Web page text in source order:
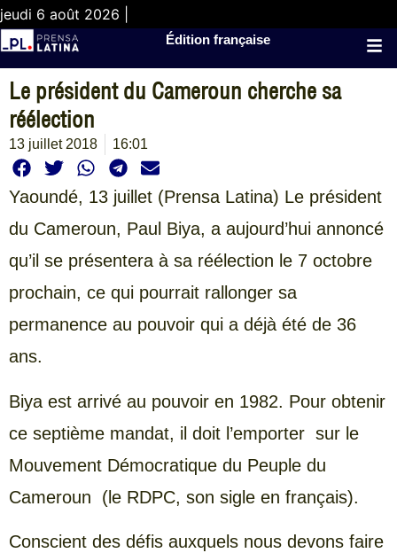
jeudi 6 août 2026 |
Édition française
Le président du Cameroun cherche sa
réélection
13 juillet 2018 16:01
Yaoundé, 13 juillet (Prensa Latina) Le président
du Cameroun, Paul Biya, a aujourd’hui annoncé
qu’il se présentera à sa réélection le 7 octobre
prochain, ce qui pourrait rallonger sa
permanence au pouvoir qui a déjà été de 36
ans.
Biya est arrivé au pouvoir en 1982. Pour obtenir
ce septième mandat, il doit l’emporter sur le
Mouvement Démocratique du Peuple du
Cameroun (le RDPC, son sigle en français).
Conscient des défis auxquels nous devons faire